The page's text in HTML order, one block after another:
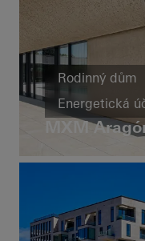
Rodinný dům
Energetická
Design a
Výjimečná
Spain
MXM